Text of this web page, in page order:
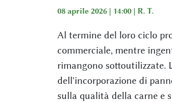
08 aprile 2026 | 14:00 | R. T.
Al termine del loro ciclo
commerciale, mentre
rimangono sottoutilizzate.
dell'incorporazione di
sulla qualità della carne e